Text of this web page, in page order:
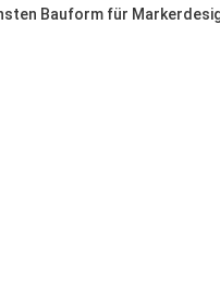
Bauform für